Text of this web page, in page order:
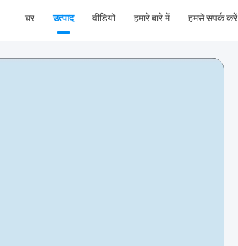
घर उत्पाद वीडियो हमारे बारे में हमसे संपर्क करें